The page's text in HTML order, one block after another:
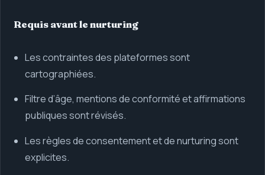
Requis avant le nurturing
Les contraintes des plateformes sont
cartographiées.
Filtre d’âge, mentions de conformité et affirmations
publiques sont révisés.
Les règles de consentement et de nurturing sont
explicites.